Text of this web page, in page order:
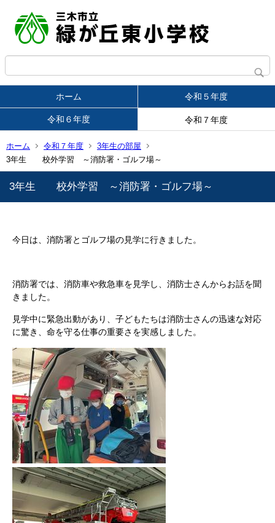
ホーム 令和５年度
令和６年度 令和７年度
ホーム 令和７年度
3年生の部屋
3年生 校外学習 ～消防署・ゴルフ場～
3年生 校外学習 ～消防署・ゴルフ場～
今日は、消防署とゴルフ場の見学に行きました。
消防署では、消防車や救急車を見学し、消防士さんからお話を聞
きました。
見学中に緊急出動があり、子どもたちは消防士さんの迅速な対応
に驚き、命を守る仕事の重要さを実感しました。